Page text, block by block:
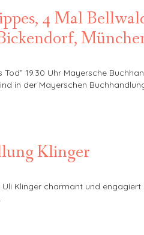
4 Mal
19.30 Uhr Mayersche
in der Mayerschen
Klinger
Klinger charmant und